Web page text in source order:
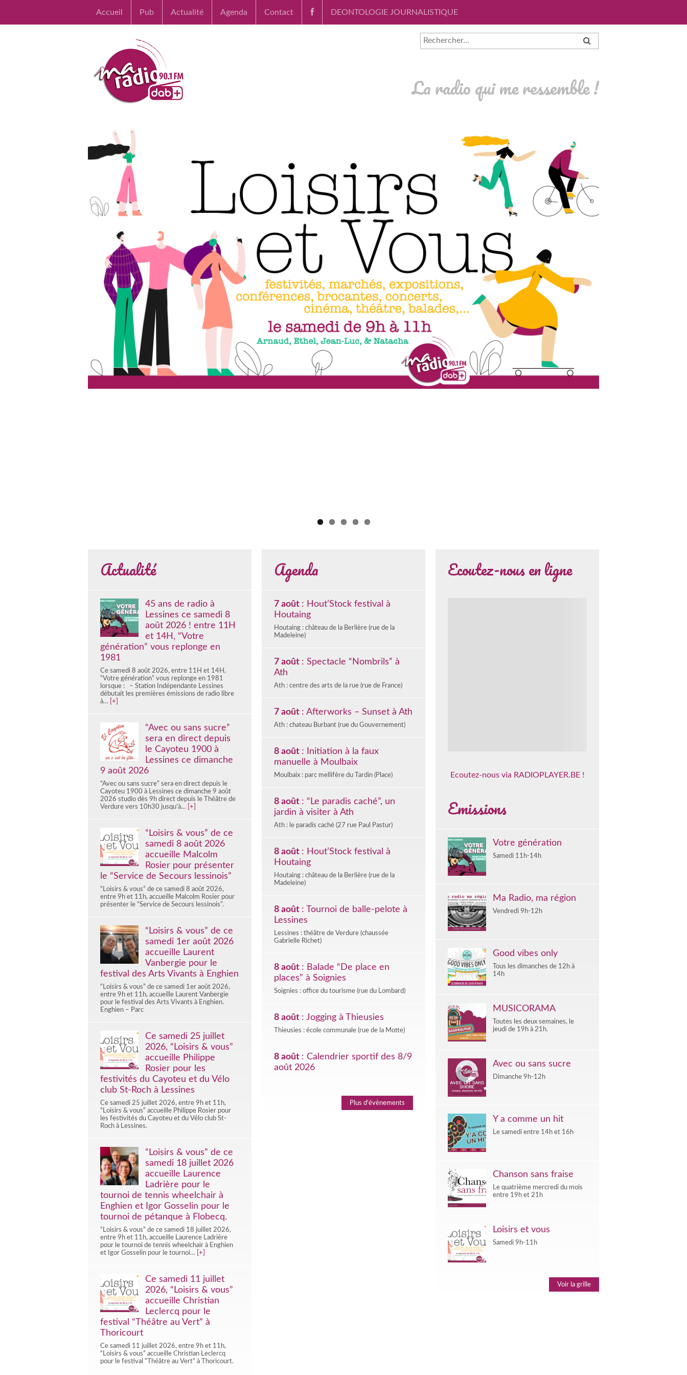
Accueil Pub Actualité Agenda Contact DEONTOLOGIE JOURNALISTIQUE
La radio qui me ressemble !
Actualité
45 ans de radio à
Lessines ce samedi 8
août 2026 ! entre 11H
et 14H, “Votre
génération” vous replonge en
1981
Ce samedi 8 août 2026, entre 11H et 14H,
“Votre génération” vous replonge en 1981
lorsque : – Station Indépendante Lessines
débutait les premières émissions de radio libre
à…
[+]
“Avec ou sans sucre”
sera en direct depuis
le Cayoteu 1900 à
Lessines ce dimanche
9 août 2026
“Avec ou sans sucre” sera en direct depuis le
Cayoteu 1900 à Lessines ce dimanche 9 août
2026 studio dès 9h direct depuis le Théâtre de
Verdure vers 10h30 jusqu’à…
[+]
“Loisirs & vous” de ce
samedi 8 août 2026
accueille Malcolm
Rosier pour présenter
le “Service de Secours lessinois”
“Loisirs & vous” de ce samedi 8 août 2026,
entre 9h et 11h, accueille Malcolm Rosier pour
présenter le “Service de Secours lessinois”.
“Loisirs & vous” de ce
samedi 1er août 2026
accueille Laurent
Vanbergie pour le
festival des Arts Vivants à Enghien
“Loisirs & vous” de ce samedi 1er août 2026,
entre 9h et 11h, accueille Laurent Vanbergie
pour le festival des Arts Vivants à Enghien.
Enghien – Parc
Ce samedi 25 juillet
2026, “Loisirs & vous”
accueille Philippe
Rosier pour les
festivités du Cayoteu et du Vélo
club St-Roch à Lessines
Ce samedi 25 juillet 2026, entre 9h et 11h,
“Loisirs & vous” accueille Philippe Rosier pour
les festivités du Cayoteu et du Vélo club St-
Roch à Lessines.
“Loisirs & vous” de ce
samedi 18 juillet 2026
accueille Laurence
Ladrière pour le
tournoi de tennis wheelchair à
Enghien et Igor Gosselin pour le
tournoi de pétanque à Flobecq.
“Loisirs & vous” de ce samedi 18 juillet 2026,
entre 9h et 11h, accueille Laurence Ladrière
pour le tournoi de tennis wheelchair à Enghien
et Igor Gosselin pour le tournoi…
[+]
Ce samedi 11 juillet
2026, “Loisirs & vous”
accueille Christian
Leclercq pour le
festival “Théâtre au Vert” à
Thoricourt
Ce samedi 11 juillet 2026, entre 9h et 11h,
“Loisirs & vous” accueille Christian Leclercq
pour le festival “Théâtre au Vert” à Thoricourt.
Agenda
7 août : Hout’Stock festival à
Houtaing
Houtaing : château de la Berlière (rue de la
Madeleine)
7 août : Spectacle “Nombrils” à
Ath
Ath : centre des arts de la rue (rue de France)
7 août : Afterworks – Sunset à Ath
Ath : chateau Burbant (rue du Gouvernement)
8 août : Initiation à la faux
manuelle à Moulbaix
Moulbaix : parc mellifère du Tardin (Place)
8 août : “Le paradis caché”, un
jardin à visiter à Ath
Ath : le paradis caché (27 rue Paul Pastur)
8 août : Hout’Stock festival à
Houtaing
Houtaing : château de la Berlière (rue de la
Madeleine)
8 août : Tournoi de balle-pelote à
Lessines
Lessines : théâtre de Verdure (chaussée
Gabrielle Richet)
8 août : Balade “De place en
places” à Soignies
Soignies : office du tourisme (rue du Lombard)
8 août : Jogging à Thieusies
Thieusies : école communale (rue de la Motte)
8 août : Calendrier sportif des 8/9
août 2026
Plus d'évènements
Ecoutez-nous en ligne
Ecoutez-nous via RADIOPLAYER.BE !
Emissions
Votre génération
Samedi 11h-14h
Ma Radio, ma région
Vendredi 9h-12h
Good vibes only
Tous les dimanches de 12h à
14h
MUSICORAMA
Toutes les deux semaines, le
jeudi de 19h à 21h.
Avec ou sans sucre
Dimanche 9h-12h
Y a comme un hit
Le samedi entre 14h et 16h
Chanson sans fraise
Le quatrième mercredi du mois
entre 19h et 21h
Loisirs et vous
Samedi 9h-11h
Voir la grille